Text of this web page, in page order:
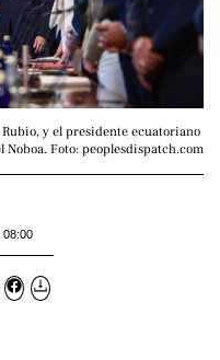
y el presidente ecuatoriano
Noboa. Foto: peoplesdispatch.com
08:00